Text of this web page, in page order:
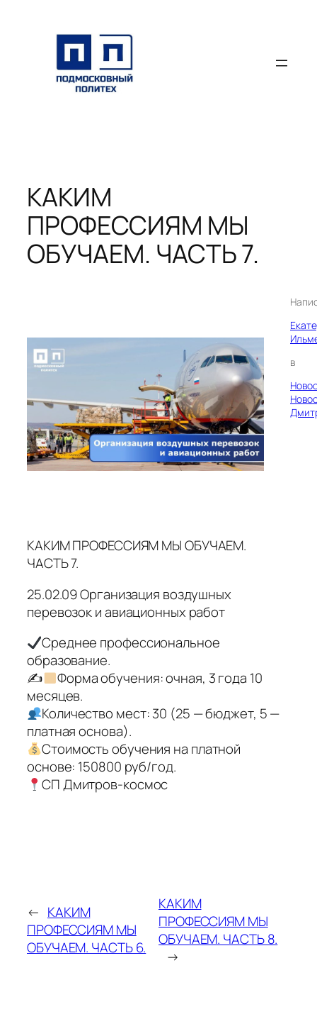
содержимому
КАКИМ
ПРОФЕССИЯМ МЫ
ОБУЧАЕМ. ЧАСТЬ 7.
в
КАКИМ ПРОФЕССИЯМ МЫ ОБУЧАЕМ.
ЧАСТЬ 7.
25.02.09 Организация воздушных
перевозок и авиационных работ
Среднее профессиональное
образование.
✍
Форма обучения: очная, 3 года 10
месяцев.
Количество мест: 30 (25 — бюджет, 5 —
платная основа).
Стоимость обучения на платной
основе: 150800 руб/год.
СП Дмитров-космос
← КАКИМ
ПРОФЕССИЯМ МЫ
ОБУЧАЕМ. ЧАСТЬ 6.
КАКИМ
ПРОФЕССИЯМ МЫ
ОБУЧАЕМ. ЧАСТЬ 8.
→